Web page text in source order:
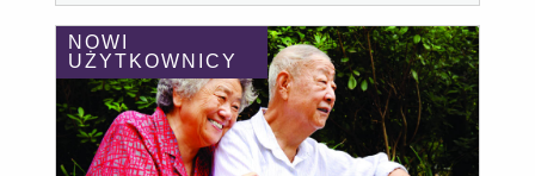
NOWI
UŻYTKOWNICY